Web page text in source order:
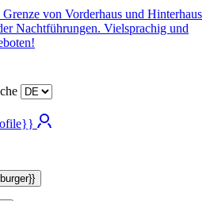
von Vorderhaus und Hinterhaus
Nachtführungen. Vielsprachig und